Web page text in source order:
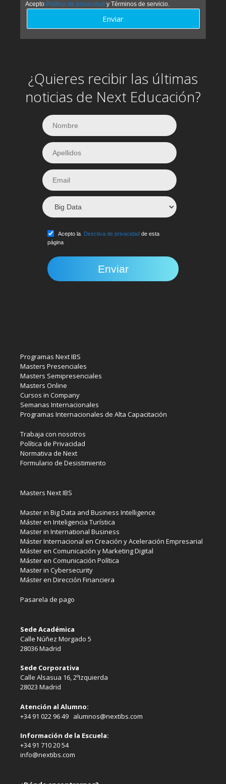
Acepto Política de privacidad y Términos de servicio.
Enviar
¿Quieres recibir las últimas
noticias de Next Educación?
Acepto la Directiva de privacidad de esta
página
Programas Next IBS
Masters Presenciales
Masters Semipresenciales
Masters Online
Cursos in Company
Semanas Internacionales
Programas Internacionales de Alta Capacitación
Trabaja con nosotros
Política de Privacidad
Normativa de Next
Formulario de Desistimiento
Masters Next IBS
Master in Big Data and Business Intelligence
Máster en Inteligencia Turística
Master in International Business
Máster Internacional en Creación y Aceleración Empresarial
Máster en Comunicación y Marketing Digital
Máster en Comunicación Política
Master in Cybersecurity
Máster en Dirección Financiera
Pasarela de pago
Sede Académica
Calle Núñez Morgado 5
28036 Madrid
Sede Corporativa
Calle Alsasua 16, 2ºIzquierda
28023 Madrid
Atención al Alumno:
+34 91 022 96 49 alumnos@nextibs.com
Información de la Escuela:
+34 91 710 20 54
info@nextibs.com